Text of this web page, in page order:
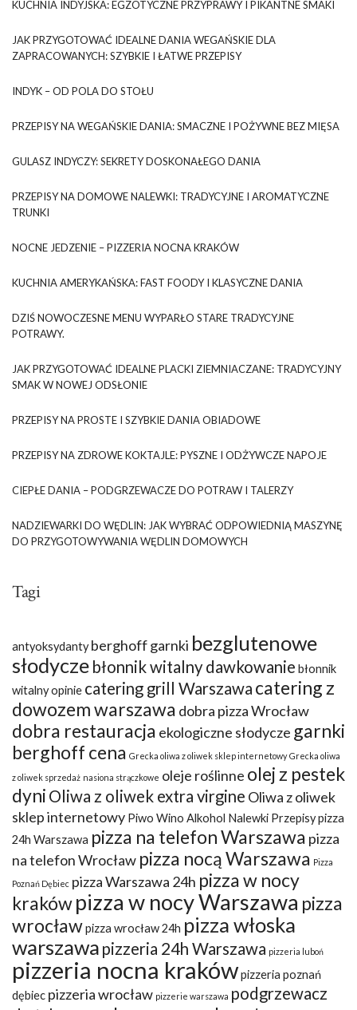
KUCHNIA INDYJSKA: EGZOTYCZNE PRZYPRAWY I PIKANTNE SMAKI
JAK PRZYGOTOWAĆ IDEALNE DANIA WEGAŃSKIE DLA
ZAPRACOWANYCH: SZYBKIE I ŁATWE PRZEPISY
INDYK – OD POLA DO STOŁU
PRZEPISY NA WEGAŃSKIE DANIA: SMACZNE I POŻYWNE BEZ MIĘSA
GULASZ INDYCZY: SEKRETY DOSKONAŁEGO DANIA
PRZEPISY NA DOMOWE NALEWKI: TRADYCYJNE I AROMATYCZNE
TRUNKI
NOCNE JEDZENIE – PIZZERIA NOCNA KRAKÓW
KUCHNIA AMERYKAŃSKA: FAST FOODY I KLASYCZNE DANIA
DZIŚ NOWOCZESNE MENU WYPARŁO STARE TRADYCYJNE
POTRAWY.
JAK PRZYGOTOWAĆ IDEALNE PLACKI ZIEMNIACZANE: TRADYCYJNY
SMAK W NOWEJ ODSŁONIE
PRZEPISY NA PROSTE I SZYBKIE DANIA OBIADOWE
PRZEPISY NA ZDROWE KOKTAJLE: PYSZNE I ODŻYWCZE NAPOJE
CIEPŁE DANIA – PODGRZEWACZE DO POTRAW I TALERZY
NADZIEWARKI DO WĘDLIN: JAK WYBRAĆ ODPOWIEDNIĄ MASZYNĘ
DO PRZYGOTOWYWANIA WĘDLIN DOMOWYCH
Tagi
antyoksydanty berghoff garnki bezglutenowe
słodycze błonnik witalny dawkowanie błonnik
witalny opinie catering grill Warszawa catering z
dowozem warszawa dobra pizza Wrocław
dobra restauracja ekologiczne słodycze garnki
berghoff cena Grecka oliwa z oliwek sklep internetowy Grecka oliwa
z oliwek sprzedaż nasiona strączkowe oleje roślinne olej z pestek
dyni Oliwa z oliwek extra virgine Oliwa z oliwek
sklep internetowy Piwo Wino Alkohol Nalewki Przepisypizza
24h Warszawa pizza na telefon Warszawa pizza
na telefon Wrocław pizza nocą Warszawa Pizza
Poznań Dębiec pizza Warszawa 24h pizza w nocy
krakówpizza w nocy Warszawa pizza
wrocławpizza wrocław 24h pizza włoska
warszawa pizzeria 24h Warszawa pizzeria luboń
pizzeria nocna krakówpizzeria poznań
dębiec pizzeria wrocław pizzerie warszawa podgrzewacz